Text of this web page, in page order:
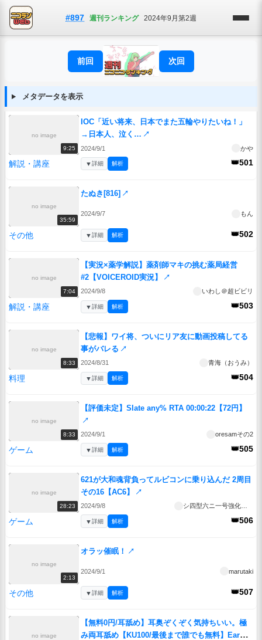
#897 週刊ランキング 2024年9月第2週
前回 次回
メタデータを表示
no image
9:25
IOC「近い将来、日本でまた五輪やりたいね！」
→日本人、泣く… ↗
2024/9/1 かや
解説・講座 👑501
▼詳細 解析
no image
35:59
たぬき[816] ↗
2024/9/7 もん
その他 👑502
▼詳細 解析
no image
7:04
【実況×薬学解説】薬剤師マキの挑む薬局経営
#2【VOICEROID実況】
↗
2024/9/8 いわし＠超ビビリ
解説・講座 👑503
▼詳細 解析
no image
8:33
【悲報】ワイ将、ついにリア友に動画投稿してる
事がバレる ↗
2024/8/31 青海（おうみ）
料理 👑504
▼詳細 解析
no image
8:33
【評価未定】Slate any% RTA 00:00:22【72円】
↗
2024/9/1 oresamその2
ゲーム 👑505
▼詳細 解析
no image
28:23
621が大和魂背負ってルビコンに乗り込んだ 2周目
その16【AC6】
↗
2024/9/8
ゲーム 👑506
▼詳細 解析
no image
2:13
オラッ催眠！ ↗
2024/9/1 marutaki
その他 👑507
▼詳細 解析
no image
【無料0円/耳舐め】耳奥ぞくぞく気持ちいい。極
み両耳舐め【KU100/最後まで誰でも無料】Ear